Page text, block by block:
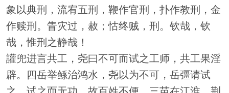
象以典刑，流宥五刑，鞭作官刑，扑作教刑，金
作赎刑。眚灾过，赦；怙终贼，刑。钦哉，钦
哉，惟刑之静哉！
讙兜进言共工，尧曰不可而试之工师，共工果淫
辟。四岳举鲧治鸿水，尧以为不可，岳彊请试